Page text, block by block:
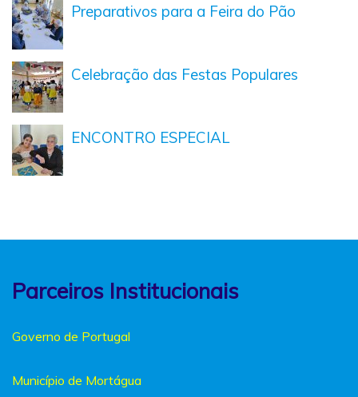
Preparativos para a Feira do Pão
Celebração das Festas Populares
ENCONTRO ESPECIAL
Parceiros Institucionais
Governo de Portugal
Município de Mortágua